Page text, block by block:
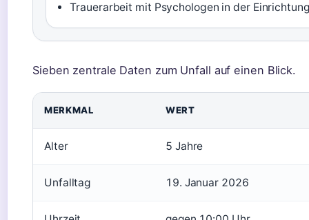
Trauerarbeit mit Psychologen in der
Sieben zentrale Daten zum Unfall auf einen Blick.
MERKMAL WERT
Alter 5 Jahre
Unfalltag 19. Januar 2026